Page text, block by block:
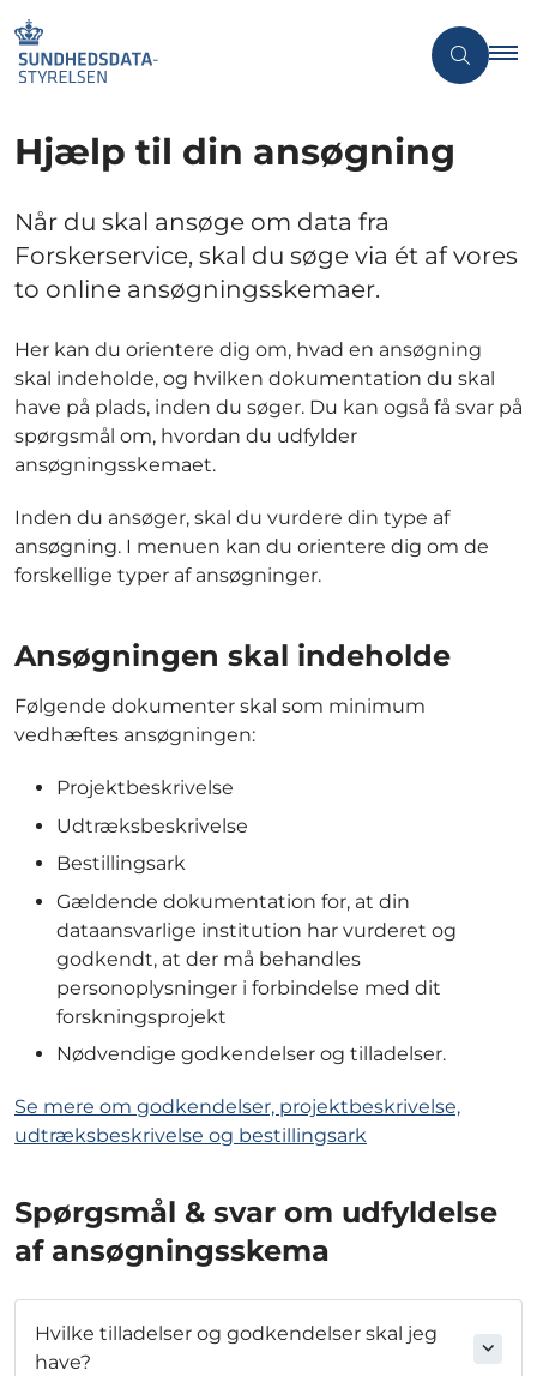
Hjælp til din ansøgning
Når du skal ansøge om data fra
Forskerservice, skal du søge via ét af vores
to online ansøgningsskemaer.
Her kan du orientere dig om, hvad en ansøgning
skal indeholde, og hvilken dokumentation du skal
have på plads, inden du søger. Du kan også få svar på
spørgsmål om, hvordan du udfylder
ansøgningsskemaet.
Inden du ansøger, skal du vurdere din type af
ansøgning. I menuen kan du orientere dig om de
forskellige typer af ansøgninger.
Ansøgningen skal indeholde
Følgende dokumenter skal som minimum
vedhæftes ansøgningen:
Projektbeskrivelse
Udtræksbeskrivelse
Bestillingsark
Gældende dokumentation for, at din
dataansvarlige institution har vurderet og
godkendt, at der må behandles
personoplysninger i forbindelse med dit
forskningsprojekt
Nødvendige godkendelser og tilladelser.
Se mere om godkendelser, projektbeskrivelse,
udtræksbeskrivelse og bestillingsark
Spørgsmål & svar om udfyldelse
af ansøgningsskema
Hvilke tilladelser og godkendelser skal jeg
have?